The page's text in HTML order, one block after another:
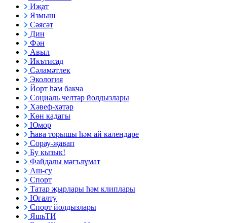
Иҗат
Язмыш
Сәясәт
Дин
Фән
Авыл
Икътисад
Сәламәтлек
Экология
Йорт һәм бакча
Социаль челтәр йолдызлары
Хәвеф-хәтәр
Көн кадагы
Юмор
Һава торышы һәм ай календаре
Сорау-җавап
Бу кызык!
Файдалы мәгълүмат
Аш-су
Спорт
Татар җырлары һәм клиплары
Югалту
Спорт йолдызлары
ЯшьТИ